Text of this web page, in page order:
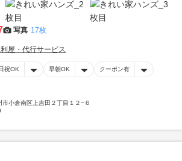
写真 17枚
屋・代行サービス
祝OK 早朝OK クーポン有
市小倉南区上吉田２丁目１２−６